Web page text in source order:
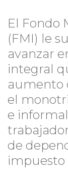
El Fondo
(FMI) le
avanzar
integral
aumento
el
e
de
impuesto